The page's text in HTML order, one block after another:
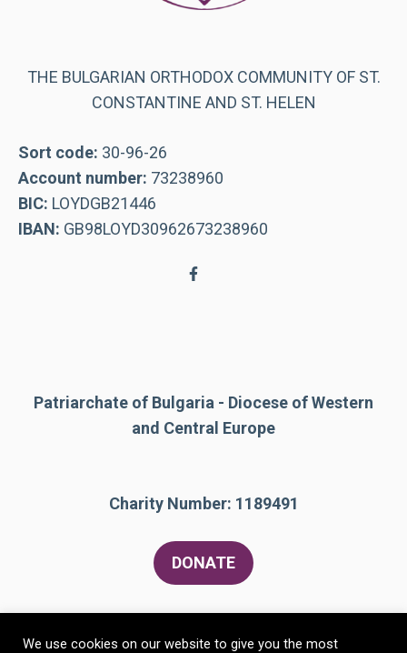
THE BULGARIAN ORTHODOX COMMUNITY OF ST.
CONSTANTINE AND ST. HELEN
Sort code: 30-96-26
Account number: 73238960
BIC: LOYDGB21446
IBAN: GB98LOYD30962673238960
Patriarchate of Bulgaria - Diocese of Western
and Central Europe
Charity Number: 1189491
DONATE
We use cookies on our website to give you the most